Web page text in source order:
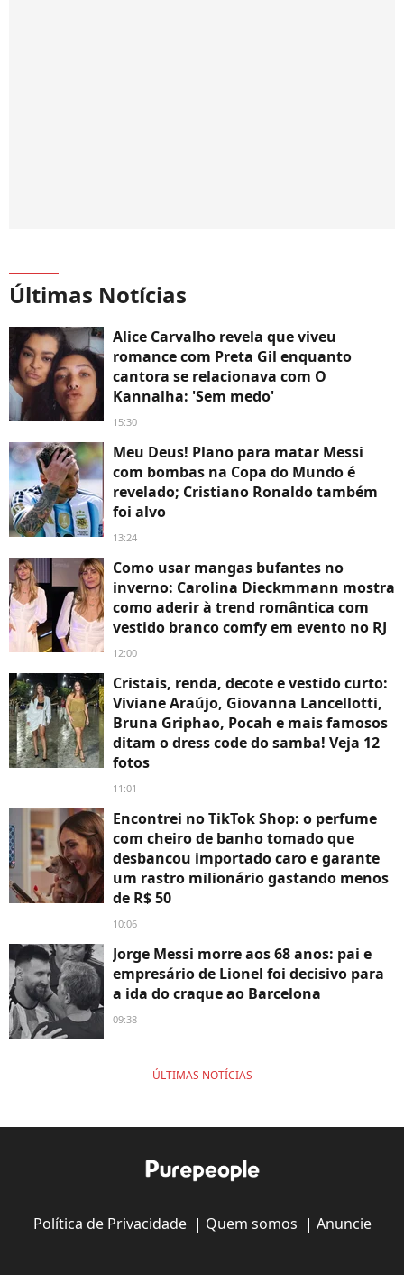
Últimas Notícias
Alice Carvalho revela que viveu
romance com Preta Gil enquanto
cantora se relacionava com O
Kannalha: 'Sem medo'
15:30
Meu Deus! Plano para matar Messi
com bombas na Copa do Mundo é
revelado; Cristiano Ronaldo também
foi alvo
13:24
Como usar mangas bufantes no
inverno: Carolina Dieckmmann mostra
como aderir à trend romântica com
vestido branco comfy em evento no RJ
12:00
Cristais, renda, decote e vestido curto:
Viviane Araújo, Giovanna Lancellotti,
Bruna Griphao, Pocah e mais famosos
ditam o dress code do samba! Veja 12
fotos
11:01
Encontrei no TikTok Shop: o perfume
com cheiro de banho tomado que
desbancou importado caro e garante
um rastro milionário gastando menos
de R$ 50
10:06
Jorge Messi morre aos 68 anos: pai e
empresário de Lionel foi decisivo para
a ida do craque ao Barcelona
09:38
ÚLTIMAS NOTÍCIAS
Política de Privacidade| Quem somos | Anuncie